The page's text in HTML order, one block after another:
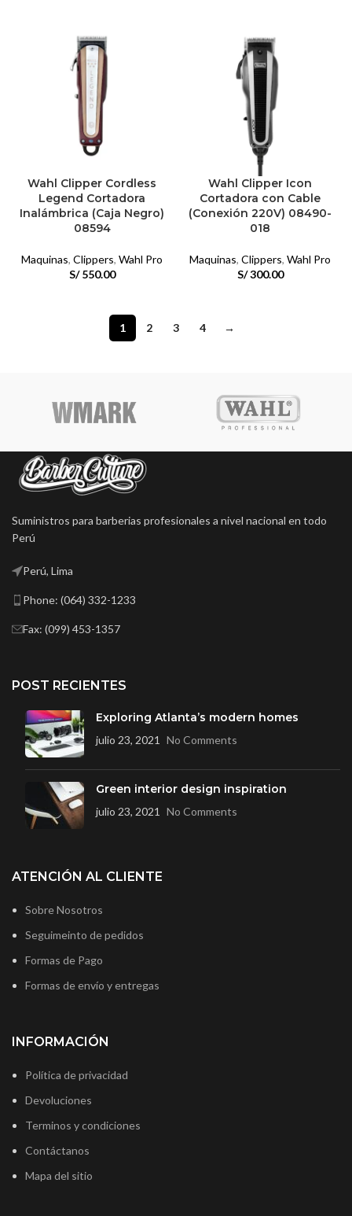
Wahl Clipper Cordless
Legend Cortadora
Inalámbrica (Caja Negro)
08594
Maquinas, Clippers, Wahl Pro
S/550.00
Wahl Clipper Icon
Cortadora con Cable
(Conexión 220V) 08490-
018
Maquinas, Clippers, Wahl Pro
S/300.00
1 2 3 4 →
Suministros para barberias profesionales a nivel nacional en todo
Perú
Perú, Lima
Phone: (064) 332-1233
Fax: (099) 453-1357
POST RECIENTES
Exploring Atlanta’s modern homes
julio 23, 2021 No Comments
Green interior design inspiration
julio 23, 2021 No Comments
ATENCIÓN AL CLIENTE
Sobre Nosotros
Seguimeinto de pedidos
Formas de Pago
Formas de envío y entregas
INFORMACIÓN
Política de privacidad
Devoluciones
Terminos y condiciones
Contáctanos
Mapa del sitio